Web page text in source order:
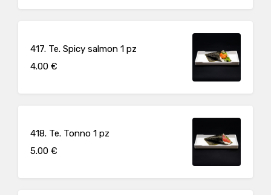
417. Te. Spicy salmon 1 pz
4.00 €
418. Te. Tonno 1 pz
5.00 €